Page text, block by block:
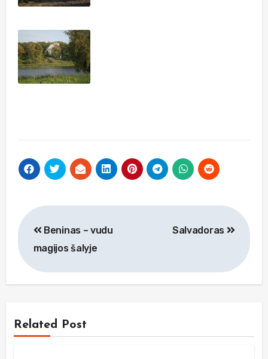
Navigacija
tarp
įrašų
Beninas – vudu
magijos šalyje
Salvadoras
Related Post